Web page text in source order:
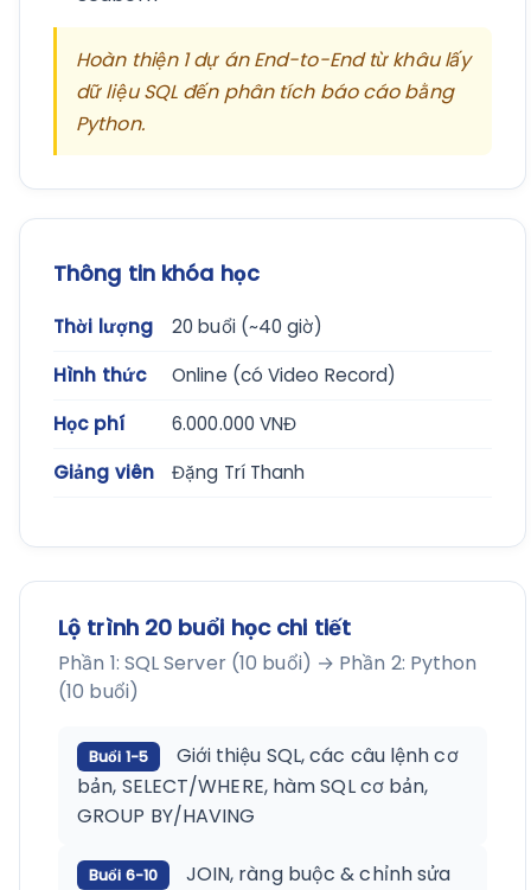
Hoàn thiện 1 dự án End-to-End từ khâu lấy
dữ liệu SQL đến phân tích báo cáo bằng
Python.
Thông tin khóa học
Thời lượng
20 buổi (~40 giờ)
Hình thức
Online (có Video Record)
Học phí
6.000.000 VNĐ
Giảng viên
Đặng Trí Thanh
Lộ trình 20 buổi học chi tiết
Phần 1: SQL Server (10 buổi) → Phần 2: Python
(10 buổi)
Buổi 1-5
Giới thiệu SQL, các câu lệnh cơ
bản, SELECT/WHERE, hàm SQL cơ bản,
GROUP BY/HAVING
Buổi 6-10
JOIN, ràng buộc & chỉnh sửa